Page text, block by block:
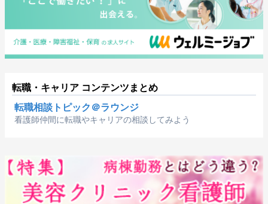
転職・キャリア コンテンツまとめ
転職相談トピック＠ラウンジ
看護師仲間に転職やキャリアの相談してみよう